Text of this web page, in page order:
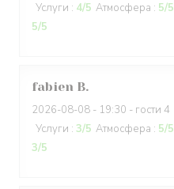
Услуги : 4/5 Атмосфера : 5/5
5/5
fabien B
2026-08-08 - 19:30 - гости 4
Услуги : 3/5 Атмосфера : 5/5
3/5